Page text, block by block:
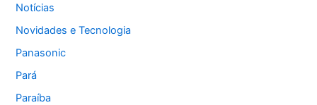
Notícias
Novidades e Tecnologia
Panasonic
Pará
Paraíba